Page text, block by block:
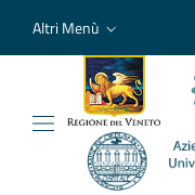
Altri Menù